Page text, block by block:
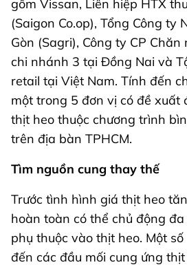
gồm Vissan, Liên hiệp HTX
(Saigon Co.op), Tổng Công ty
Gòn (Sagri), Công ty CP Chăn
chi nhánh 3 tại Đồng Nai và
retail tại Việt Nam. Tính đến
một trong 5 đơn vị có đề xuất
thịt heo thuộc chương trình
trên địa bàn TPHCM.
Tìm nguồn cung thay thế
Trước tình hình giá thịt heo
hoàn toàn có thể chủ động
phụ thuộc vào thịt heo. Một
đến các đầu mối cung ứng